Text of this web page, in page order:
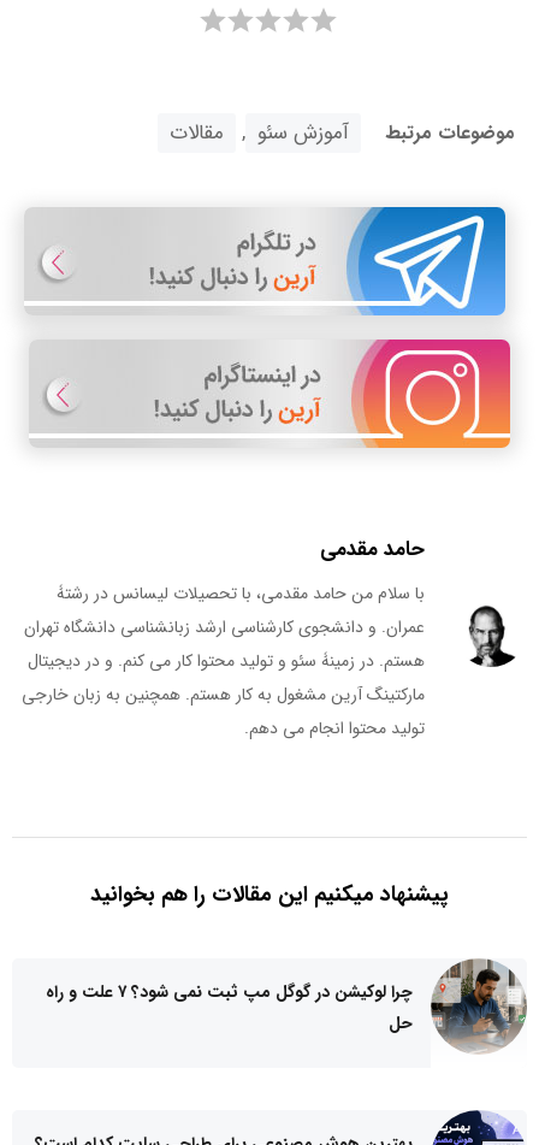
موضوعات مرتبط آموزش سئو , مقالات
حامد مقدمی
با سلام من حامد مقدمی، با تحصیلات لیسانس در رشتۀ
عمران. و دانشجوی کارشناسی ارشد زبانشناسی دانشگاه تهران
هستم. در زمینۀ سئو و تولید محتوا کار می کنم. و در دیجیتال
مارکتینگ آرین مشغول به کار هستم. همچنین به زبان خارجی
تولید محتوا انجام می دهم.
پیشنهاد میکنیم این مقالات را هم بخوانید
چرا لوکیشن در گوگل مپ ثبت نمی شود؟ ۷ علت و راه
حل